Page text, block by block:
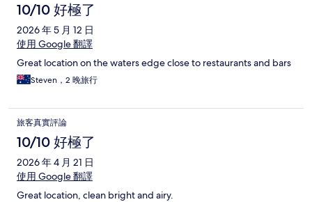
10/10 好極了
2026 年 5 月 12 日
使用 Google 翻譯
Great location on the waters edge close to restaurants and bars
Steven，2 晚旅行
旅客真實評論
10/10 好極了
2026 年 4 月 21 日
使用 Google 翻譯
Great location, clean bright and airy.